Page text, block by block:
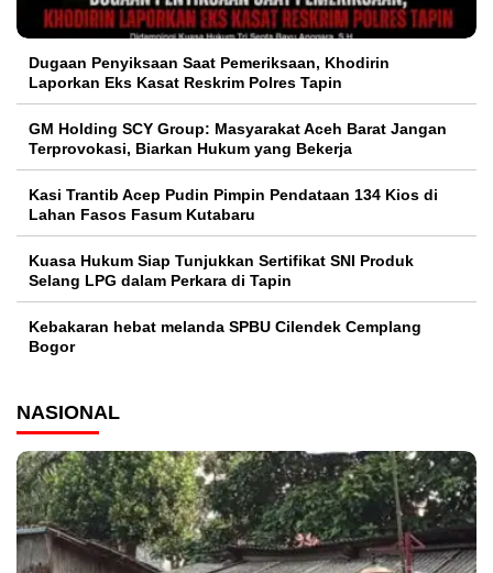
Dugaan Penyiksaan Saat Pemeriksaan, Khodirin
Laporkan Eks Kasat Reskrim Polres Tapin
GM Holding SCY Group: Masyarakat Aceh Barat Jangan
Terprovokasi, Biarkan Hukum yang Bekerja
Kasi Trantib Acep Pudin Pimpin Pendataan 134 Kios di
Lahan Fasos Fasum Kutabaru
Kuasa Hukum Siap Tunjukkan Sertifikat SNI Produk
Selang LPG dalam Perkara di Tapin
Kebakaran hebat melanda SPBU Cilendek Cemplang
Bogor
NASIONAL